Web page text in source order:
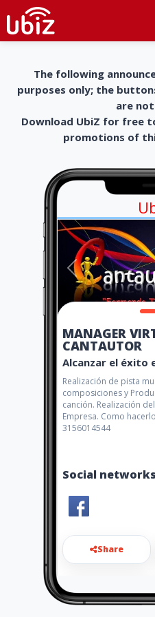
The following
purposes only; the
are
Download UbiZ for free
promotions of
MANAGER
CANTAUTOR
Alcanzar el éxito
Realización de pista
composiciones y
canción. Realización
Empresa. Como
3156014544
Social networks
Share